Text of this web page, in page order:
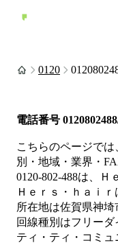
0120
電話番号
こちらのページでは
別・地域・業界・
0120-802-488は、 Ｈ
Ｈｅｒｓ・ｈａｉｒ
所在地は佐賀県神
回線種別はフリーダ
ティ・ティ・コミ